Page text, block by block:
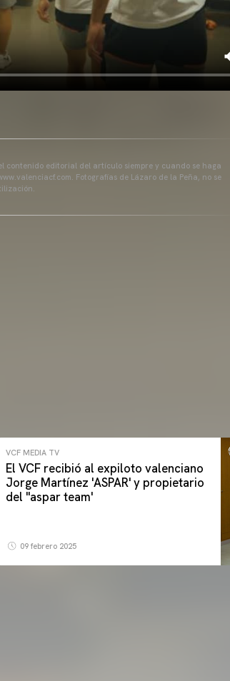
contenido editorial del artículo siempre y cuando se haga
Fotografías de Lázaro de la Peña, no se
VCF MEDIA TV
El VCF recibió al expiloto valenciano
Jorge Martínez 'ASPAR' y propietario
del ''aspar team'
09 febrero 2025